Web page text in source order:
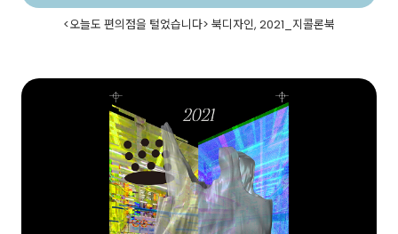
<오늘도 편의점을 털었습니다> 북디자인, 2021_지콜론북